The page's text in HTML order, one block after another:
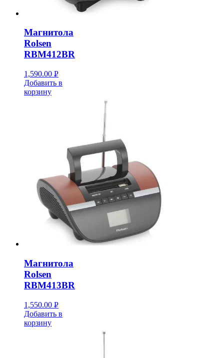
Магнитола
Rolsen
RBM412BR
1,590.00 Р
УБ.
Добавить в
корзину
Магнитола
Rolsen
RBM413BR
1,550.00 Р
УБ.
Добавить в
корзину